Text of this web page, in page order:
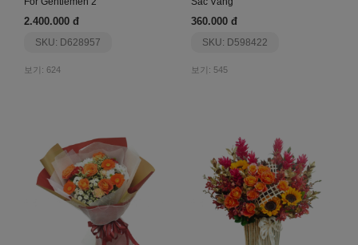
2.400.000 đ
SKU: D628957
보기: 624
360.000 đ
SKU: D598422
보기: 545